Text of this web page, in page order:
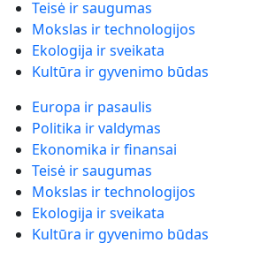
Teisė ir saugumas
Mokslas ir technologijos
Ekologija ir sveikata
Kultūra ir gyvenimo būdas
Europa ir pasaulis
Politika ir valdymas
Ekonomika ir finansai
Teisė ir saugumas
Mokslas ir technologijos
Ekologija ir sveikata
Kultūra ir gyvenimo būdas